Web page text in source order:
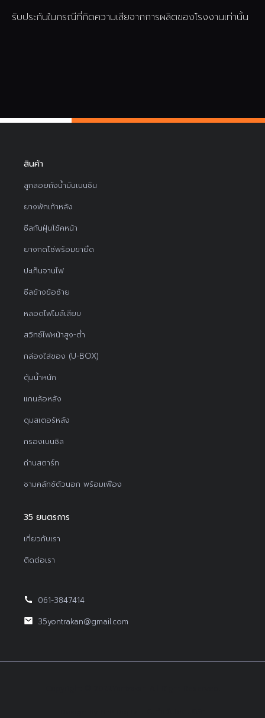
รับประกันในกรณีที่กิดความเสียจากการผลิตของโรงงานเท่านั้น
สินค้า
ลูกลอยถังน้ำมันเบนซิน
ยางพักเท้าหลัง
ซีลกันฝุ่นโช้คหน้า
ยางกดโซ่พร้อมขายึด
ปะเก็นจานไฟ
ซีลข้างข้อซ้าย
หลอดไฟไมล์เสียบ
สวิทช์ไฟหน้าสูง-ต่ำ
กล่องใส่ของ (U-BOX)
ตุ้มน้ำหนัก
แกนล้อหลัง
ดุมสเตอร์หลัง
กรองเบนซิล
ถ่านสตาร์ท
ชามคลัทช์ตัวนอก พร้อมเฟือง
35 ยนตรการ
เกี่ยวกับเรา
ติดต่อเรา
061-3847414
35yontrakan@gmail.com